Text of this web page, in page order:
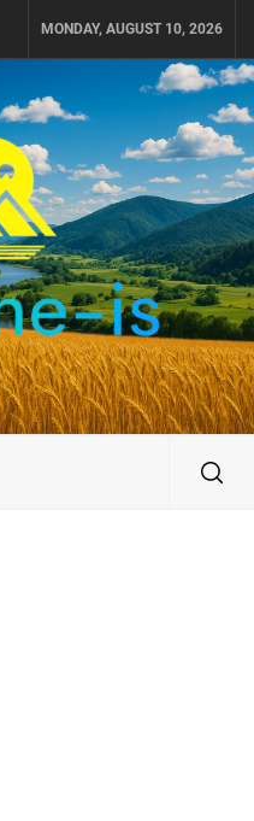
MONDAY, AUGUST 10, 2026